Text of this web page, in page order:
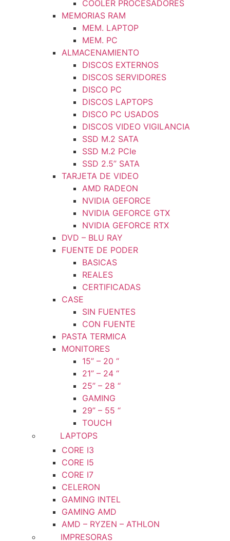
COOLER PROCESADORES
MEMORIAS RAM
MEM. LAPTOP
MEM. PC
ALMACENAMIENTO
DISCOS EXTERNOS
DISCOS SERVIDORES
DISCO PC
DISCOS LAPTOPS
DISCO PC USADOS
DISCOS VIDEO VIGILANCIA
SSD M.2 SATA
SSD M.2 PCIe
SSD 2.5” SATA
TARJETA DE VIDEO
AMD RADEON
NVIDIA GEFORCE
NVIDIA GEFORCE GTX
NVIDIA GEFORCE RTX
DVD – BLU RAY
FUENTE DE PODER
BASICAS
REALES
CERTIFICADAS
CASE
SIN FUENTES
CON FUENTE
PASTA TERMICA
MONITORES
15” – 20 “
21” – 24 “
25” – 28 “
GAMING
29” – 55 “
TOUCH
LAPTOPS
CORE I3
CORE I5
CORE I7
CELERON
GAMING INTEL
GAMING AMD
AMD – RYZEN – ATHLON
IMPRESORAS